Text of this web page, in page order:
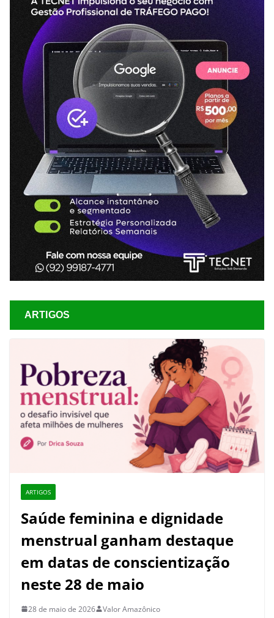
ARTIGOS
ARTIGOS
Saúde feminina e dignidade
menstrual ganham destaque
em datas de conscientização
neste 28 de maio
28 de maio de 2026 Valor Amazônico